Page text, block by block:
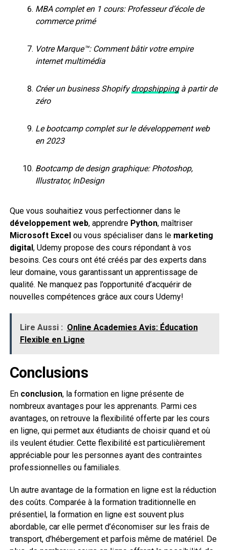
MBA complet en 1 cours: Professeur d’école de
commerce primé
Votre Marque™: Comment bâtir votre empire
internet multimédia
Créer un business Shopifydropshippingà partir de
zéro
Le bootcamp complet sur le développement web
en 2023
Bootcamp de design graphique: Photoshop,
Illustrator, InDesign
Que vous souhaitiez vous perfectionner dans le
développement web, apprendre Python, maîtriser
Microsoft Excel ou vous spécialiser dans le marketing
digital , Udemy propose des cours répondant à vos
besoins. Ces cours ont été créés par des experts dans
leur domaine, vous garantissant un apprentissage de
qualité. Ne manquez pas l’opportunité d’acquérir de
nouvelles compétences grâce aux cours Udemy!
Lire Aussi : Online Academies Avis: Éducation
Flexible en Ligne
Conclusions
En conclusion, la formation en ligne présente de
nombreux avantages pour les apprenants. Parmi ces
avantages, on retrouve la flexibilité offerte par les cours
en ligne, qui permet aux étudiants de choisir quand et où
ils veulent étudier. Cette flexibilité est particulièrement
appréciable pour les personnes ayant des contraintes
professionnelles ou familiales.
Un autre avantage de la formation en ligne est la réduction
des coûts. Comparée à la formation traditionnelle en
présentiel, la formation en ligne est souvent plus
abordable, car elle permet d’économiser sur les frais de
transport, d’hébergement et parfois même de matériel. De